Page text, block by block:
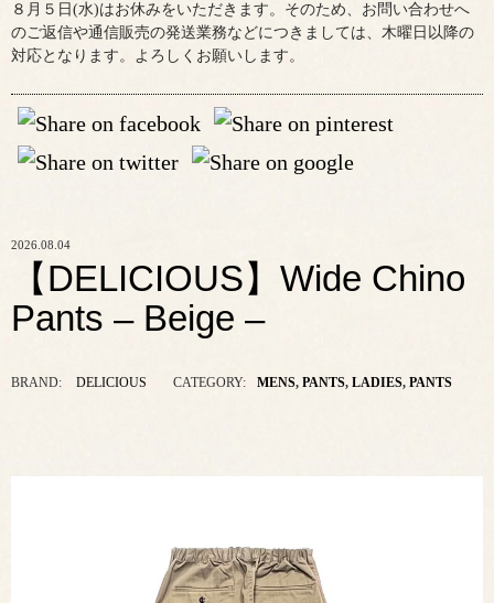
８月５日(水)はお休みをいただきます。そのため、お問い合わせへ
のご返信や通信販売の発送業務などにつきましては、木曜日以降の
対応となります。よろしくお願いします。
2026.08.04
【DELICIOUS】Wide Chino
Pants – Beige –
BRAND: DELICIOUS CATEGORY: MENS, PANTS, LADIES, PANTS